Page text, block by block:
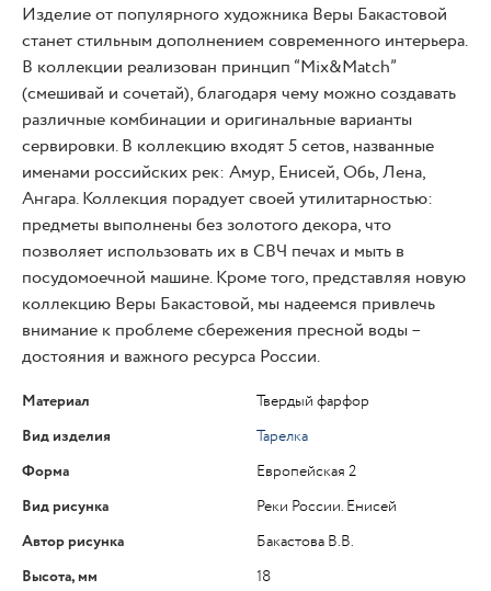
Изделие от популярного художника Веры Бакастовой
станет стильным дополнением современного интерьера.
В коллекции реализован принцип “Mix&Match”
(смешивай и сочетай), благодаря чему можно создавать
различные комбинации и оригинальные варианты
сервировки. В коллекцию входят 5 сетов, названные
именами российских рек: Амур, Енисей, Обь, Лена,
Ангара. Коллекция порадует своей утилитарностью:
предметы выполнены без золотого декора, что
позволяет использовать их в СВЧ печах и мыть в
посудомоечной машине. Кроме того, представляя новую
коллекцию Веры Бакастовой, мы надеемся привлечь
внимание к проблеме сбережения пресной воды –
достояния и важного ресурса России.
Материал
Твердый фарфор
Вид изделия
Тарелка
Форма
Европейская 2
Вид рисунка
Реки России. Енисей
Автор рисунка
Бакастова В.В.
Высота, мм
18